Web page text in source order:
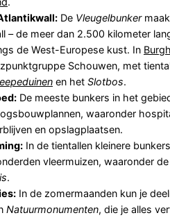
De Vleugelbunker
– de meer dan 2.500 kilometer
de West-Europese kust. In
Schouwen, met
en het Slotbos.
De meeste bunkers in het
waaronder
en opslagplaatsen.
In de tientallen kleinere
vleermuizen, waaronder
.
In de zomermaanden kun je
Natuurmonumenten, die je alles